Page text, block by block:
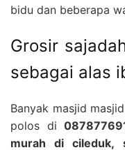
bidu dan beberapa
Grosir
sebagai alas
Banyak masjid
polos di
murah di cileduk,